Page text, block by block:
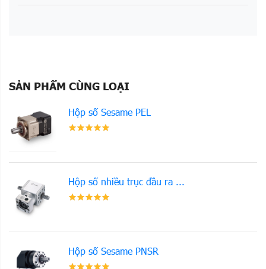
SẢN PHẨM CÙNG LOẠI
Hộp số Sesame PEL
Hộp số nhiều trục đầu ra ...
Hộp số Sesame PNSR